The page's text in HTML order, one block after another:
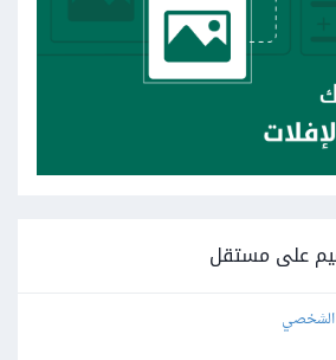
على مستقل
الشخصي